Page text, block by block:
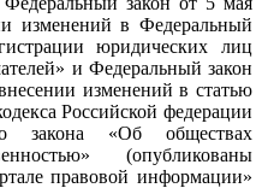
изменений в Федеральный
юридических лиц
и Федеральный закон
изменений в статью
Российской федерации
закона «Об обществах
(опубликованы
правовой информации»